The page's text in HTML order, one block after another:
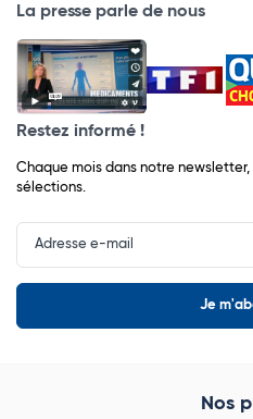
La presse parle de nous
Restez informé !
Chaque mois dans notre
sélections.
Input
Newsletter
Nos